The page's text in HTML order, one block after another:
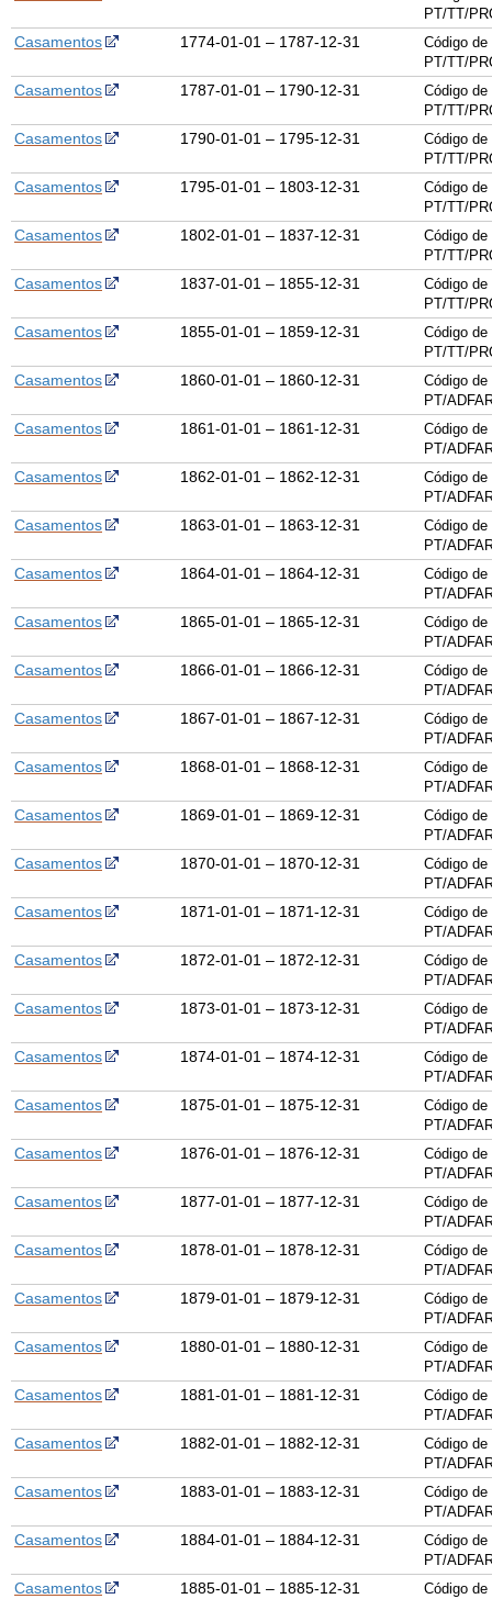
PT/TT/
Casamentos 1774-01-01 – 1787-12-31
Código
PT/TT/
Casamentos 1787-01-01 – 1790-12-31
Código
PT/TT/
Casamentos 1790-01-01 – 1795-12-31
Código
PT/TT/
Casamentos 1795-01-01 – 1803-12-31
Código
PT/TT/
Casamentos 1802-01-01 – 1837-12-31
Código
PT/TT/
Casamentos 1837-01-01 – 1855-12-31
Código
PT/TT/
Casamentos 1855-01-01 – 1859-12-31
Código
PT/TT/
Casamentos 1860-01-01 – 1860-12-31
Código
PT/
Casamentos 1861-01-01 – 1861-12-31
Código
PT/
Casamentos 1862-01-01 – 1862-12-31
Código
PT/
Casamentos 1863-01-01 – 1863-12-31
Código
PT/
Casamentos 1864-01-01 – 1864-12-31
Código
PT/
Casamentos 1865-01-01 – 1865-12-31
Código
PT/
Casamentos 1866-01-01 – 1866-12-31
Código
PT/
Casamentos 1867-01-01 – 1867-12-31
Código
PT/
Casamentos 1868-01-01 – 1868-12-31
Código
PT/
Casamentos 1869-01-01 – 1869-12-31
Código
PT/
Casamentos 1870-01-01 – 1870-12-31
Código
PT/
Casamentos 1871-01-01 – 1871-12-31
Código
PT/
Casamentos 1872-01-01 – 1872-12-31
Código
PT/
Casamentos 1873-01-01 – 1873-12-31
Código
PT/
Casamentos 1874-01-01 – 1874-12-31
Código
PT/
Casamentos 1875-01-01 – 1875-12-31
Código
PT/
Casamentos 1876-01-01 – 1876-12-31
Código
PT/
Casamentos 1877-01-01 – 1877-12-31
Código
PT/
Casamentos 1878-01-01 – 1878-12-31
Código
PT/
Casamentos 1879-01-01 – 1879-12-31
Código
PT/
Casamentos 1880-01-01 – 1880-12-31
Código
PT/
Casamentos 1881-01-01 – 1881-12-31
Código
PT/
Casamentos 1882-01-01 – 1882-12-31
Código
PT/
Casamentos 1883-01-01 – 1883-12-31
Código
PT/
Casamentos 1884-01-01 – 1884-12-31
Código
PT/
Casamentos 1885-01-01 – 1885-12-31
Código